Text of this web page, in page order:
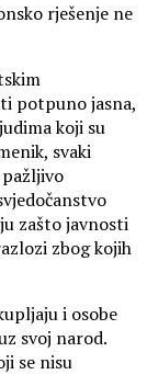
rješenje ne
potpuno jasna,
koji su
svaki
zašto javnosti
zbog kojih
i osobe
svoj narod.
se nisu